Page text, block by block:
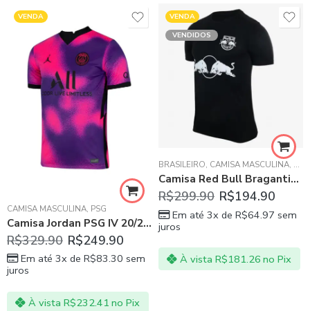
VENDA
CAMISA MASCULINA, PSG
Camisa Jordan PSG IV 20/21 Nike – Masculina
R$329.90 R$249.90
Em até 3x de R$83.30 sem
juros
À vista R$232.41 no Pix
VENDA
VENDIDOS
BRASILEIRO, CAMISA MASCULINA,
Camisa Red Bull Bragantino Preta II 20/21
R$299.90 R$194.90
Em até 3x de R$64.97 sem
juros
À vista R$181.26 no Pix